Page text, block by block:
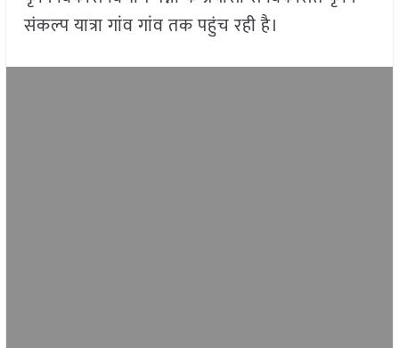
संकल्प यात्रा गांव गांव तक पहुंच रही है।